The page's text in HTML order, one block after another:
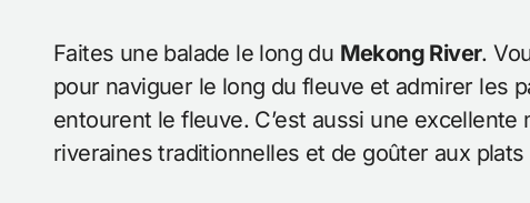
Faites une balade le long du Mekong River.
pour naviguer le long du fleuve et admirer les
entourent le fleuve. C’est aussi une
riveraines traditionnelles et de goûter aux